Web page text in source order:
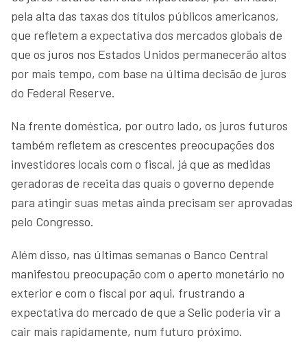
pela alta das taxas dos títulos públicos americanos,
que refletem a expectativa dos mercados globais de
que os juros nos Estados Unidos permanecerão altos
por mais tempo, com base na última decisão de juros
do Federal Reserve.
Na frente doméstica, por outro lado, os juros futuros
também refletem as crescentes preocupações dos
investidores locais com o fiscal, já que as medidas
geradoras de receita das quais o governo depende
para atingir suas metas ainda precisam ser aprovadas
pelo Congresso.
Além disso, nas últimas semanas o Banco Central
manifestou preocupação com o aperto monetário no
exterior e com o fiscal por aqui, frustrando a
expectativa do mercado de que a Selic poderia vir a
cair mais rapidamente, num futuro próximo.